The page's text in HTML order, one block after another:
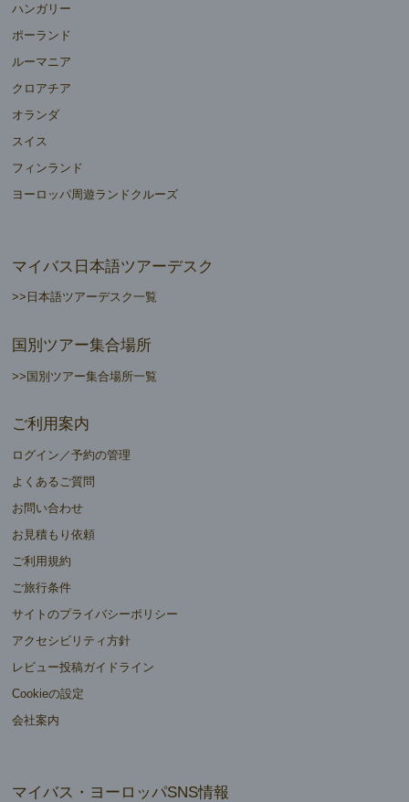
ハンガリー
ポーランド
ルーマニア
クロアチア
オランダ
スイス
フィンランド
ヨーロッパ周遊ランドクルーズ
マイバス日本語ツアーデスク
>>日本語ツアーデスク一覧
国別ツアー集合場所
>>国別ツアー集合場所一覧
ご利用案内
ログイン／予約の管理
よくあるご質問
お問い合わせ
お見積もり依頼
ご利用規約
ご旅行条件
サイトのプライバシーポリシー
アクセシビリティ方針
レビュー投稿ガイドライン
Cookieの設定
会社案内
マイバス・ヨーロッパSNS情報